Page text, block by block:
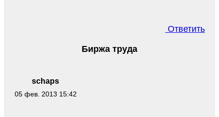
Ответить
schaps
05 фев. 2013 15:42
Биржа труда